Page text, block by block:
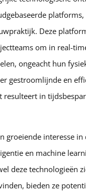
Deze
om in real-
ongeacht hun
gestroomlijnde en
resulteert in
groeiende interesse in
en machine
deze technologieën
bieden ze